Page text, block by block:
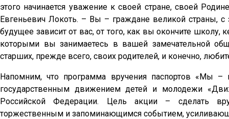
этого начинается уважение к своей стране, своей
Евгеньевич Локоть. – Вы – граждане великой страны,
будущее зависит от вас, от того, как вы окончите
которыми вы занимаетесь в вашей замечательной
старших, прежде всего, своих родителей, и конечно,
Напомним, что программа вручения паспортов «Мы –
государственным движением детей и молодежи
Российской Федерации. Цель акции – сделать
торжественным и запоминающимся событием,